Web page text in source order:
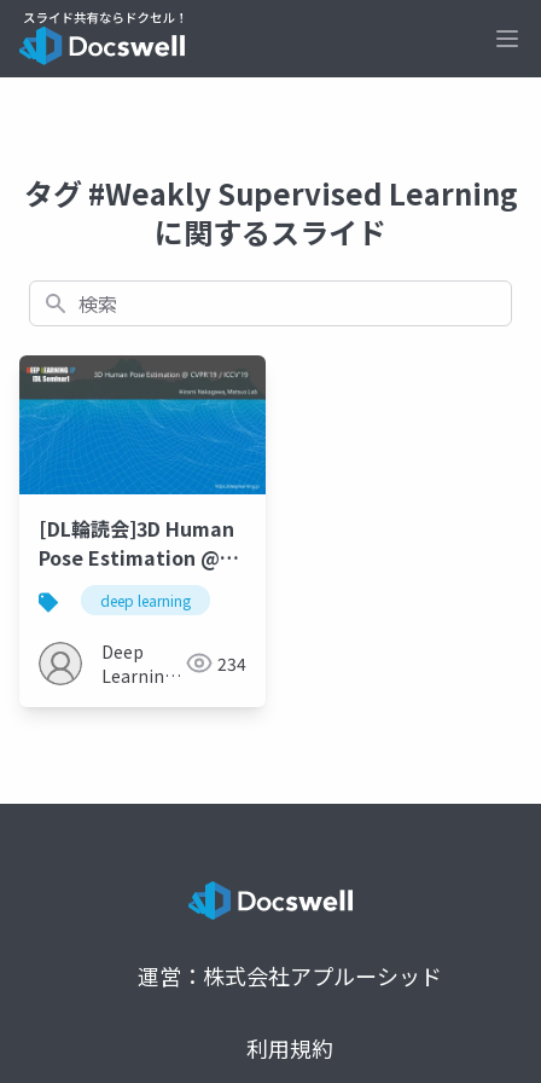
タグ #Weakly Supervised Learning
に関するスライド
検索
[DL輪読会]3D Human
Pose Estimation @
CVPR’19 / ICCV’19
deep learning
Deep
Learning
234
運営：株式会社アプルーシッド
利用規約